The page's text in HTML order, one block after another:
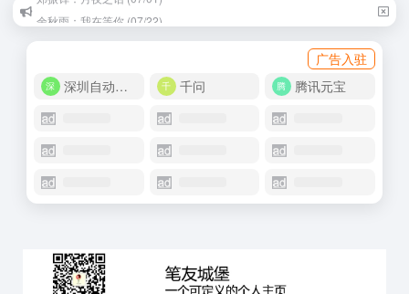
广告入驻
深圳自动化商城
千问 腾讯元宝